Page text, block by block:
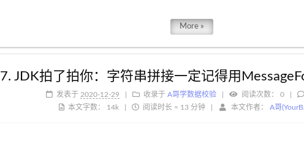
More »
7. JDK拍了拍你：字符串拼接一定记得用
发表于 2020-12-29 收录于 A哥学数据校验 阅读次数： 0
本文字数：
14k 阅读时长 ≈ 13 分钟 本文作者： A哥